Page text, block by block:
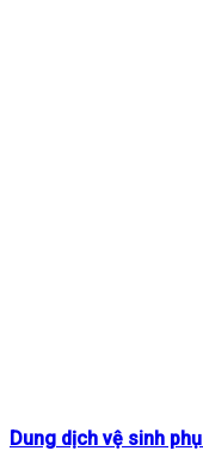
Dung dịch vệ sinh